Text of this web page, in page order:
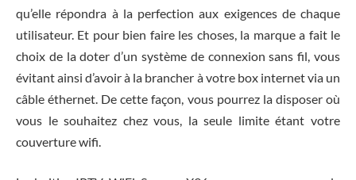
qu’elle répondra à la perfection aux exigences de chaque
utilisateur. Et pour bien faire les choses, la marque a fait le
choix de la doter d’un système de connexion sans fil, vous
évitant ainsi d’avoir à la brancher à votre box internet via un
câble éthernet. De cette façon, vous pourrez la disposer où
vous le souhaitez chez vous, la seule limite étant votre
couverture wifi.